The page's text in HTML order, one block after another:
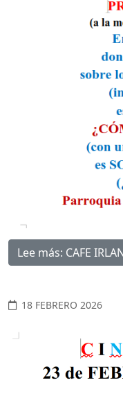
Lee más: CAFE
18 FEBRERO 2026